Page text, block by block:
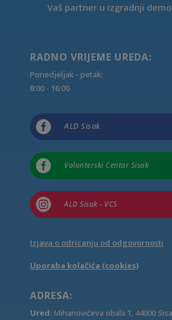
Vaš partner u izgradnji
RADNO VRIJEME UREDA:
Ponedjeljak - petak:
8:00 - 16:00
 ALD Sisak
 Volonterski Centar Sisak
 ALD Sisak - VCS
Izjava o odricanju od odgovornosti
Uporaba kolačića (cookies)
ADRESA:
Ured: Mihanovićeva obala 1, 44000